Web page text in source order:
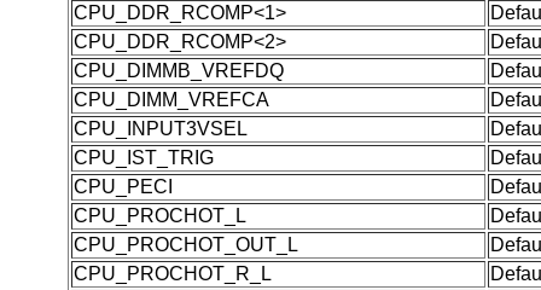
CPU_DDR_RCOMP<1>
CPU_DDR_RCOMP<2>
CPU_DIMMB_VREFDQ
CPU_DIMM_VREFCA
CPU_INPUT3VSEL
CPU_IST_TRIG
CPU_PECI
CPU_PROCHOT_L
CPU_PROCHOT_OUT_L
CPU_PROCHOT_R_L